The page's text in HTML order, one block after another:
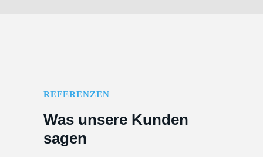
REFERENZEN
Was unsere Kunden
sagen